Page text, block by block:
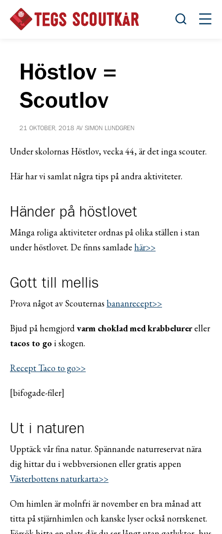
Öppna
Höstlov =
Scoutlov
21 OKTOBER, 2018 AV SIMON LUNDGREN
Under skolornas Höstlov, vecka 44, är det inga scouter.
Här har vi samlat några tips på andra aktiviteter.
Händer på höstlovet
Många roliga aktiviteter ordnas på olika ställen i stan
under höstlovet. De finns samlade här>>
Gott till mellis
Prova något av Scouternas bananrecept>>
Bjud på hemgjordvarm choklad med krabbelurereller
tacos to go i skogen.
Recept Taco to go>>
[bifogade-filer]
Ut i naturen
Upptäck vår fina natur. Spännande naturreservat nära
dig hittar du i webbversionen eller gratis appen
Västerbottens naturkarta>>
Om himlen är molnfri är november en bra månad att
titta på stjärnhimlen och kanske lyser också norrskenet.